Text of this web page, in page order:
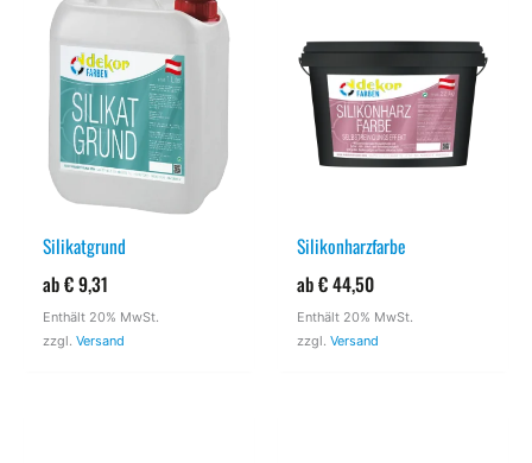
Silikatgrund
ab€9,31
Enthält 20% MwSt.
zzgl.Versand
Silikonharzfarbe
ab€44,50
Enthält 20% MwSt.
zzgl.Versand